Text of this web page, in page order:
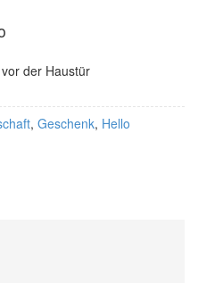
der Haustür
, Geschenk, Hello